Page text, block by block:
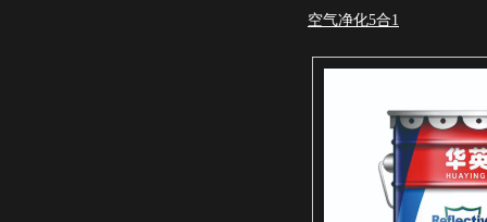
空气净化5合1